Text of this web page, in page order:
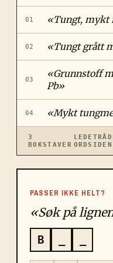
01 «Tungt, mykt
02 «Tungt grått
03
«Grunnstoff
Pb»
04 «Mykt
3
BOKSTAVER ORDSIDEN
PASSER IKKE HELT?
«Søk på
B